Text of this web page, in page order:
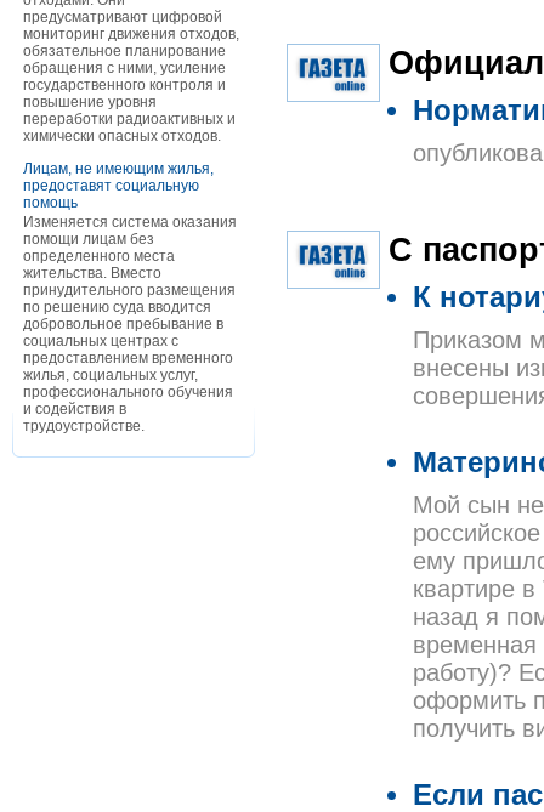
предусматривают цифровой
мониторинг движения отходов,
обязательное планирование
обращения с ними, усиление
государственного контроля и
повышение уровня
переработки радиоактивных и
химически опасных отходов.
Лицам, не имеющим жилья,
предоставят социальную
помощь
Изменяется система оказания
помощи лицам без
определенного места
жительства. Вместо
принудительного размещения
по решению суда вводится
добровольное пребывание в
социальных центрах с
предоставлением временного
жилья, социальных услуг,
профессионального обучения
и содействия в
трудоустройстве.
С
К
Приказом
внесены
Мой сын
ему
квартире
назад я
временная
работу)?
оформить
получить
Если